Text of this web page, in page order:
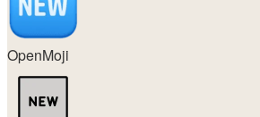
OpenMoji